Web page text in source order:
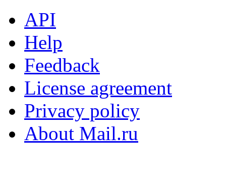
API
Help
Feedback
License agreement
Privacy policy
About Mail.ru